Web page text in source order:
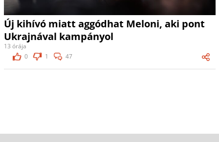
Új kihívó miatt aggódhat Meloni, aki pont
Ukrajnával kampányol
13 órája
0
1 47